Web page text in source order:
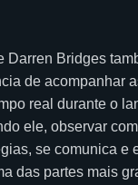
Darren Bridges
de acompanhar
real durante o
ele, observar
se comunica e
das partes mais